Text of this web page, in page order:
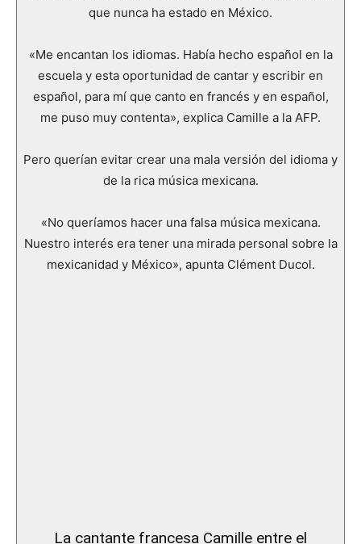
que nunca ha estado en México.
«Me encantan los idiomas. Había hecho español en la
escuela y esta oportunidad de cantar y escribir en
español, para mí que canto en francés y en español,
me puso muy contenta», explica Camille a la AFP.
Pero querían evitar crear una mala versión del idioma y
de la rica música mexicana.
«No queríamos hacer una falsa música mexicana.
Nuestro interés era tener una mirada personal sobre la
mexicanidad y México», apunta Clément Ducol.
La cantante francesa Camille entre el